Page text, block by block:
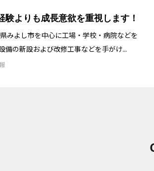
験よりも成長意欲を重視します！
みよし市を中心に工場・学校・病院などを
備の新設および改修工事などを手がけ...